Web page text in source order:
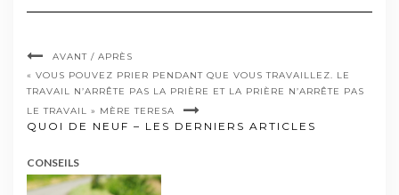
AVANT / APRÈS
« VOUS POUVEZ PRIER PENDANT QUE VOUS TRAVAILLEZ. LE
TRAVAIL N’ARRÊTE PAS LA PRIÈRE ET LA PRIÈRE N’ARRÊTE PAS
LE TRAVAIL » MÈRE TERESA
QUOI DE NEUF – LES DERNIERS ARTICLES
CONSEILS